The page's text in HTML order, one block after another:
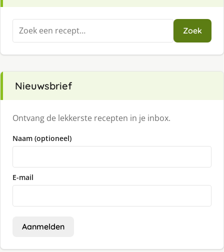
Zoeken
naar:
Zoek
Nieuwsbrief
Ontvang de lekkerste recepten in je inbox.
Naam (optioneel)
E-mail
Aanmelden